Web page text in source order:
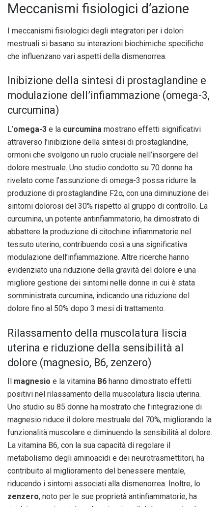
Meccanismi fisiologici d’azione
I meccanismi fisiologici degli integratori per i dolori
mestruali si basano su interazioni biochimiche specifiche
che influenzano vari aspetti della dismenorrea.
Inibizione della sintesi di prostaglandine e
modulazione dell’infiammazione (omega-3,
curcumina)
L’omega-3 e la curcumina mostrano effetti significativi
attraverso l’inibizione della sintesi di prostaglandine,
ormoni che svolgono un ruolo cruciale nell’insorgere del
dolore mestruale. Uno studio condotto su 70 donne ha
rivelato come l’assunzione di omega-3 possa ridurre la
produzione di prostaglandine F2α, con una diminuzione dei
sintomi dolorosi del 30% rispetto al gruppo di controllo. La
curcumina, un potente antinfiammatorio, ha dimostrato di
abbattere la produzione di citochine infiammatorie nel
tessuto uterino, contribuendo così a una significativa
modulazione dell’infiammazione. Altre ricerche hanno
evidenziato una riduzione della gravità del dolore e una
migliore gestione dei sintomi nelle donne in cui è stata
somministrata curcumina, indicando una riduzione del
dolore fino al 50% dopo 3 mesi di trattamento.
Rilassamento della muscolatura liscia
uterina e riduzione della sensibilità al
dolore (magnesio, B6, zenzero)
magnesio e la vitamina B6 hanno dimostrato effetti
positivi nel rilassamento della muscolatura liscia uterina.
Uno studio su 85 donne ha mostrato che l’integrazione di
magnesio riduce il dolore mestruale del 70%, migliorando la
funzionalità muscolare e diminuendo la sensibilità al dolore.
La vitamina B6, con la sua capacità di regolare il
metabolismo degli aminoacidi e dei neurotrasmettitori, ha
contribuito al miglioramento del benessere mentale,
riducendo i sintomi associati alla dismenorrea. Inoltre, lo
zenzero, noto per le sue proprietà antinfiammatorie, ha